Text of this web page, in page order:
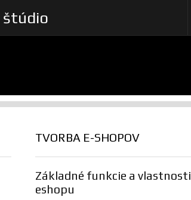
štúdio
TVORBA E-SHOPOV
Základné funkcie a vlastnosti
eshopu